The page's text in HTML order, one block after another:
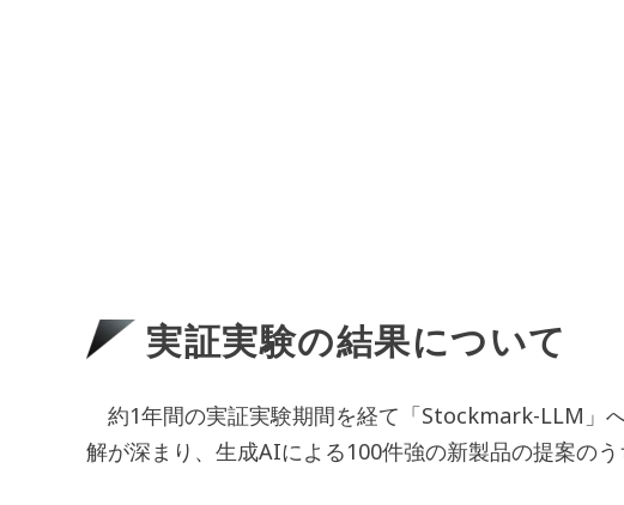
実証実験の結果について
約1年間の実証実験期間を経て「Stockmark-LLM」
解が深まり、生成AIによる100件強の新製品の提案の